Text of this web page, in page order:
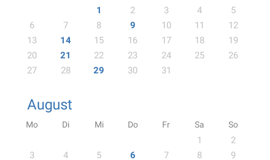
1 2 3 4
5
6
7 8 9 10 11
12
13
14 15 16 17 18
19
20
21 22 23 24 25
26
27
28 29 30 31
August
Mo Di Mi Do Fr Sa So
1
2
3
4 5 6 7 8
9